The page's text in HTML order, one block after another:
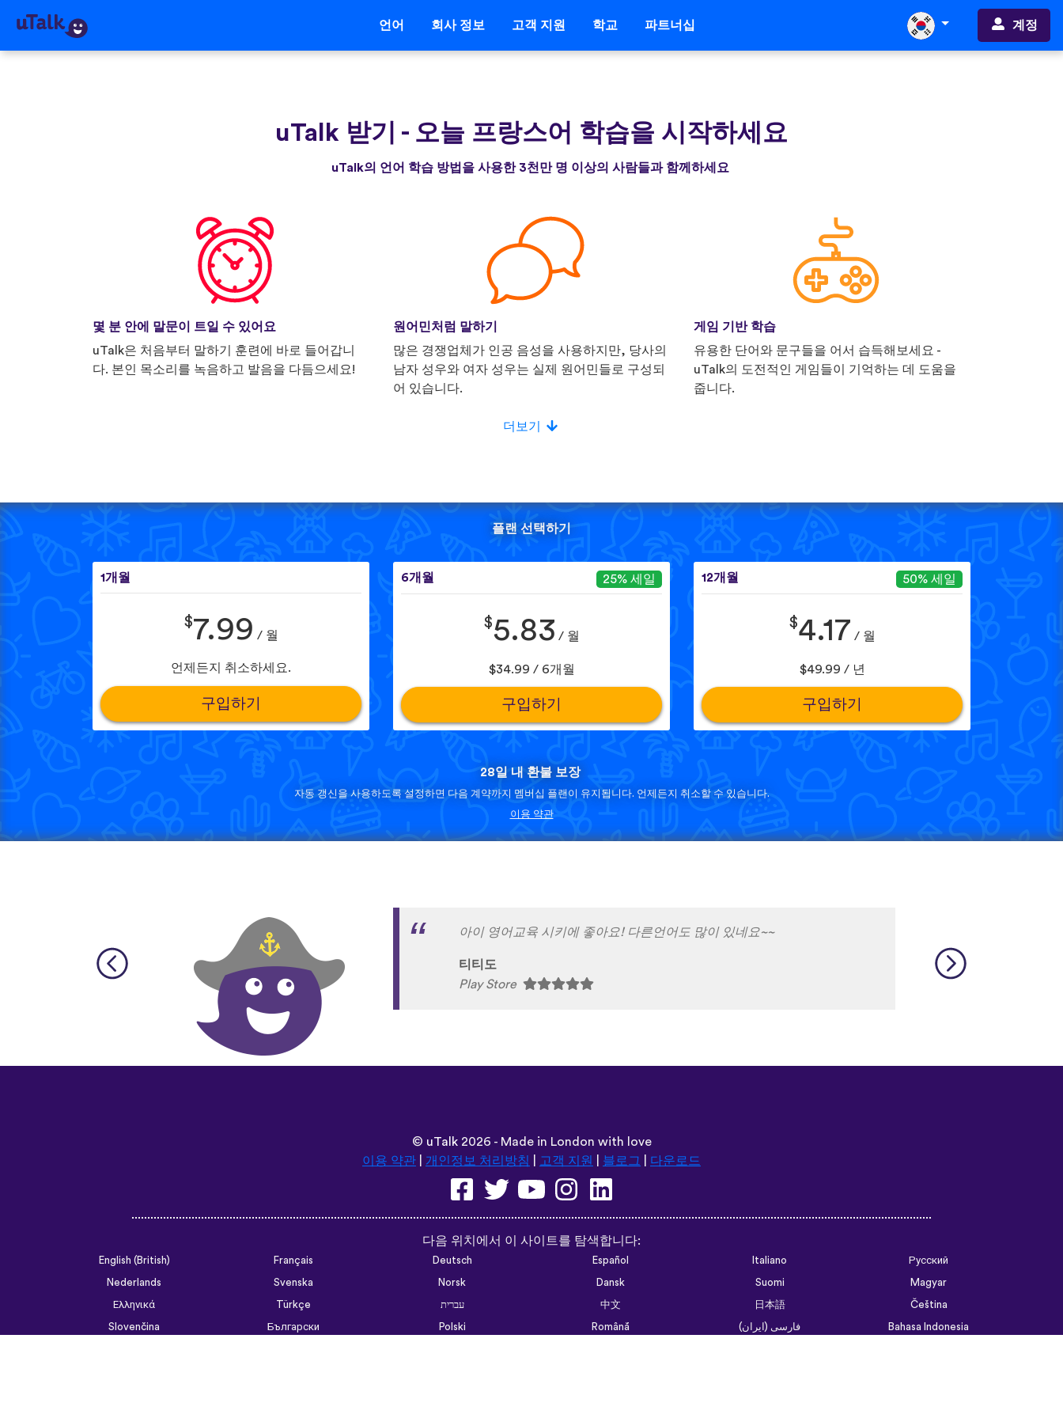
언어 회사 정보 고객 지원 학교 파트너십 계정
uTalk 받기 - 오늘 프랑스어 학습을 시작하세요
uTalk의 언어 학습 방법을 사용한 3천만 명 이상의 사람들과 함께하세요
몇 분 안에 말문이 트일 수 있어요
uTalk은 처음부터 말하기 훈련에 바로 들어갑니
다. 본인 목소리를 녹음하고 발음을 다듬으세요!
원어민처럼 말하기
많은 경쟁업체가 인공 음성을 사용하지만, 당사의
남자 성우와 여자 성우는 실제 원어민들로 구성되
어 있습니다.
게임 기반 학습
유용한 단어와 문구들을 어서 습득해보세요 -
uTalk의 도전적인 게임들이 기억하는 데 도움을
줍니다.
더보기
플랜 선택하기
1개월
$7.99 / 월
언제든지 취소하세요.
구입하기
6개월 25% 세일
$5.83 / 월
$34.99 / 6개월
구입하기
12개월 50% 세일
$4.17 / 월
$49.99 / 년
구입하기
28일 내 환불 보장
자동 갱신을 사용하도록 설정하면 다음 계약까지 멤버십 플랜이 유지됩니다. 언제든지 취소할 수 있습니다.
이용 약관
와!!!!너무 재밌고 영어공부시간중 이게 제일 재밌어요
임소영
Play Store
다음 위치에서 이 사이트를 탐색합니다:
English (British) Français Deutsch Español Italiano
Русский
Norsk Dansk
Ελληνικά
Türkçe עברית 中文 日本語
Čeština
Slovenčina
Български Polski Română فارسی (ایران)
Bahasa Indonesia
ไทย
Tiếng Việt 한국어 Português do Brasil Українська
العربية الرسمية الحديثة
Монгол
Azərbaycan dili